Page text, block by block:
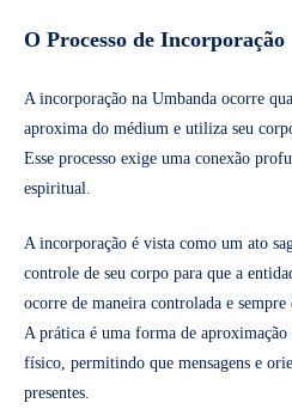
O Processo de Incorporação
A incorporação na Umbanda ocorre
aproxima do médium e utiliza seu
Esse processo exige uma conexão
espiritual.
A incorporação é vista como um ato
controle de seu corpo para que a
ocorre de maneira controlada e
A prática é uma forma de
físico, permitindo que mensagens e
presentes.